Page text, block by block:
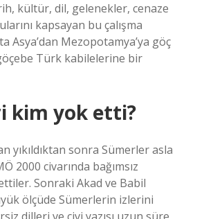
kültür, dil, gelenekler, cenaze
kapsayan bu çalışma
Asya’dan Mezopotamya’ya göç
Türk kabilelerine bir
kim yok etti?
yıkıldıktan sonra Sümerler asla
2000 civarında bağımsız
Sonraki Akad ve Babil
ölçüde Sümerlerin izlerini